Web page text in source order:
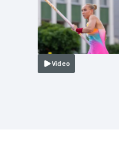
Video